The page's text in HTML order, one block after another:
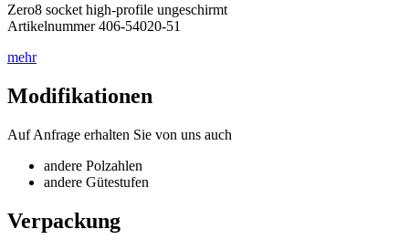
Zero8 socket high-profile ungeschirmt
Artikelnummer 406-54020-51
mehr
Modifikationen
Auf Anfrage erhalten Sie von uns auch
andere Polzahlen
andere Gütestufen
Verpackung